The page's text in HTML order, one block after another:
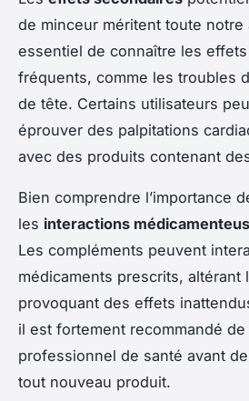
de minceur méritent toute notre
essentiel de connaître les
fréquents, comme les troubles
de tête. Certains utilisateurs
éprouver des palpitations
avec des produits contenant
Bien comprendre l’importance
les interactions
Les compléments peuvent
médicaments prescrits, altérant
provoquant des effets
il est fortement recommandé
professionnel de santé avant
tout nouveau produit.